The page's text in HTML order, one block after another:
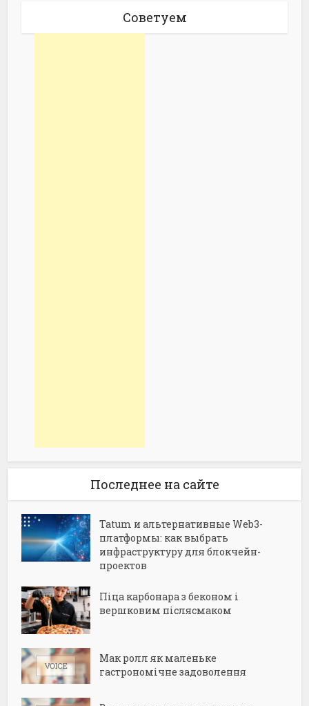
Советуем
Последнее на сайте
Tatum и альтернативные Web3-
платформы: как выбрать
инфраструктуру для блокчейн-
проектов
Піца карбонара з беконом і
вершковим післясмаком
Мак ролл як маленьке
гастрономічне задоволення